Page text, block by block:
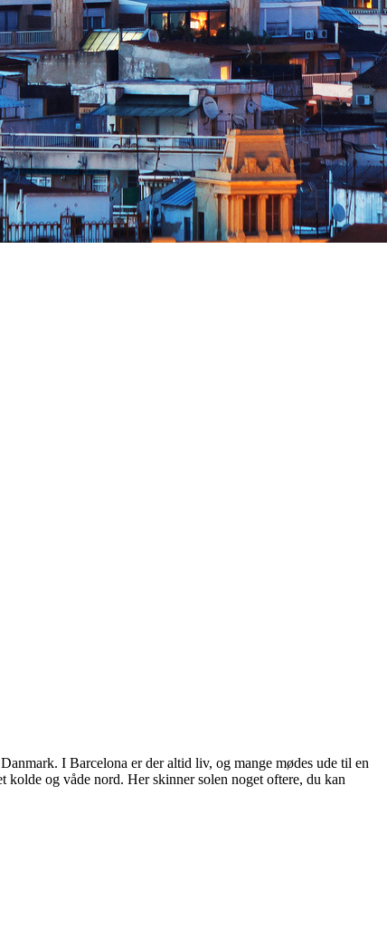
I Barcelona er der altid liv, og mange mødes ude til en
kolde og våde nord. Her skinner solen noget oftere, du kan